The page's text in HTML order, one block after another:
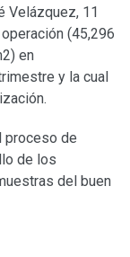
Velázquez, 11
(45,296
en
y la cual
proceso de
de los
del buen